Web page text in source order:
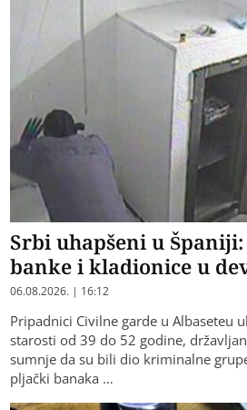
Srbi uhapšeni u
banke i kladionice u
06.08.2026. | 16:12
Pripadnici Civilne garde u Albaseteu
starosti od 39 do 52 godine,
sumnje da su bili dio kriminalne
pljački banaka …